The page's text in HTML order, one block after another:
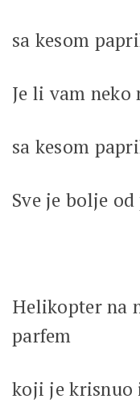
sa kesom
Je li vam neko
sa kesom
Sve je bolje
Helikopter na
parfem
koji je krisnuo